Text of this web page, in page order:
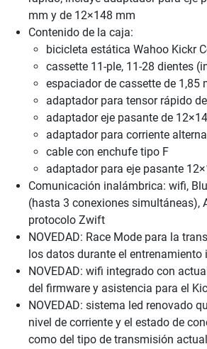
mm y de 12×148 mm
Contenido de la caja:
bicicleta estática Wahoo Kickr
cassette 11-ple, 11-28 dientes
espaciador de cassette de 1,85
adaptador para tensor rápido
adaptador eje pasante de
adaptador para corriente
cable con enchufe tipo F
adaptador para eje pasante
Comunicación inalámbrica: wifi,
(hasta 3 conexiones simultáneas),
protocolo Zwift
NOVEDAD: Race Mode para la
los datos durante el entrenamiento
NOVEDAD: wifi integrado con
del firmware y asistencia para el
NOVEDAD: sistema led renovado
nivel de corriente y el estado de
como del tipo de transmisión